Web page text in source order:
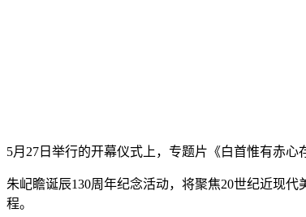
5月27日举行的开幕仪式上，专题片《白首惟有赤
朱屺瞻诞辰130周年纪念活动，将聚焦20世纪近现
程。